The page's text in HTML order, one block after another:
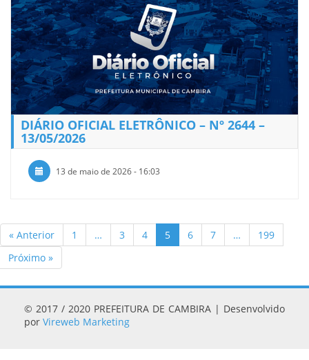
DIÁRIO OFICIAL ELETRÔNICO – Nº 2644 –
13/05/2026
13 de maio de 2026 - 16:03
« Anterior 1 … 3 4 5 6 7 …
199
Próximo »
© 2017 / 2020 PREFEITURA DE CAMBIRA | Desenvolvido
por Vireweb Marketing